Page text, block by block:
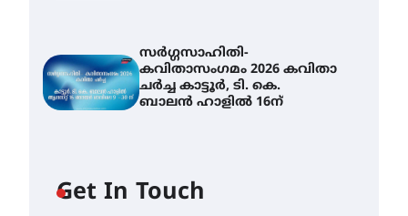
സർഗ്ഗസാഹിതി-
കവിതാസംഗമം 2026 കവിതാ
ചർച്ച കാട്ടൂർ, ടി. കെ.
ബാലൻ ഹാളിൽ 16ന്
Get In Touch